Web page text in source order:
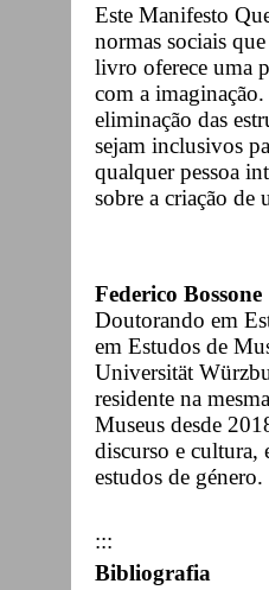
Este Manifesto
normas sociais
livro oferece uma
com a
eliminação das
sejam inclusivos
qualquer pessoa
sobre a criação
Federico Bossone
Doutorando em
em Estudos de
Universität
residente na
Museus desde
discurso e cultura,
estudos de género.
:::
Bibliografia